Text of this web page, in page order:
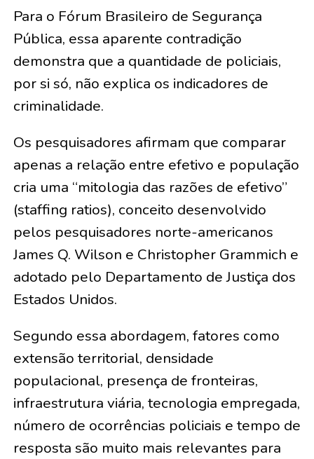
Para o Fórum Brasileiro de Segurança
Pública, essa aparente contradição
demonstra que a quantidade de policiais,
por si só, não explica os indicadores de
criminalidade.
Os pesquisadores afirmam que comparar
apenas a relação entre efetivo e população
cria uma “mitologia das razões de efetivo”
(staffing ratios), conceito desenvolvido
pelos pesquisadores norte-americanos
James Q. Wilson e Christopher Grammich e
adotado pelo Departamento de Justiça dos
Estados Unidos.
Segundo essa abordagem, fatores como
extensão territorial, densidade
populacional, presença de fronteiras,
infraestrutura viária, tecnologia empregada,
número de ocorrências policiais e tempo de
resposta são muito mais relevantes para